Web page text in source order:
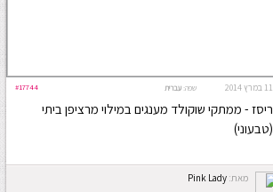
11 במרץ 2014 #17744 שפה: עברית
ריסז - ממתקי שוקולד מענגים במילוי מרציפן ביתי
(טבעוני)
מאת: Pink Lady